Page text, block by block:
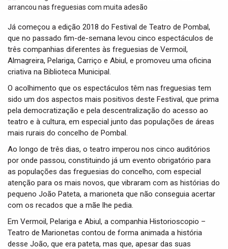
Já começou a edição 2018 do Festival de Teatro de Pombal,
que no passado fim-de-semana levou cinco espectáculos de
três companhias diferentes às freguesias de Vermoil,
Almagreira, Pelariga, Carriço e Abiul, e promoveu uma oficina
criativa na Biblioteca Municipal.
O acolhimento que os espectáculos têm nas freguesias tem
sido um dos aspectos mais positivos deste Festival, que prima
pela democratização e pela descentralização do acesso ao
teatro e à cultura, em especial junto das populações de áreas
mais rurais do concelho de Pombal.
Ao longo de três dias, o teatro imperou nos cinco auditórios
por onde passou, constituindo já um evento obrigatório para
as populações das freguesias do concelho, com especial
atenção para os mais novos, que vibraram com as histórias do
pequeno João Pateta, a marioneta que não conseguia acertar
com os recados que a mãe lhe pedia.
Em Vermoil, Pelariga e Abiul, a companhia Historioscopio –
Teatro de Marionetas contou de forma animada a história
desse João, que era pateta, mas que, apesar das suas